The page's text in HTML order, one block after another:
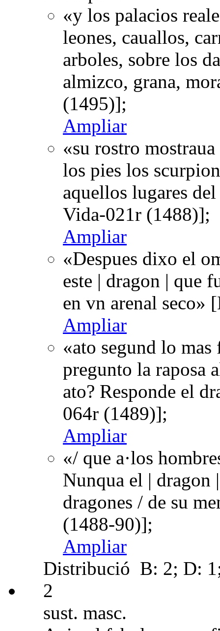
«y los palacios
leones, cauallos,
arboles, sobre los
almizco, grana,
(1495)];
Ampliar
«su rostro
los pies los
aquellos lugares
Vida-021r (1488)];
Ampliar
«Despues dixo el
este | dragon | que
en vn arenal seco»
Ampliar
«ato segund lo
pregunto la raposa
ato? Responde el
064r (1489)];
Ampliar
«/ que a·los
Nunqua el | dragon
dragones / de su
(1488-90)];
Ampliar
Distribució B: 2; D:
2
sust. masc.